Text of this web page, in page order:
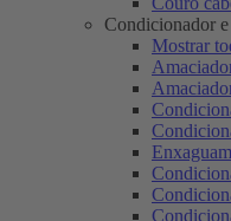
Condicionador
Mostrar